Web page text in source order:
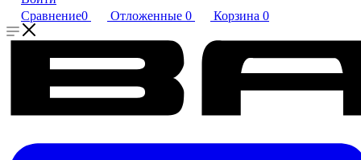
Сравнение0 Отложенные 0 Корзина 0